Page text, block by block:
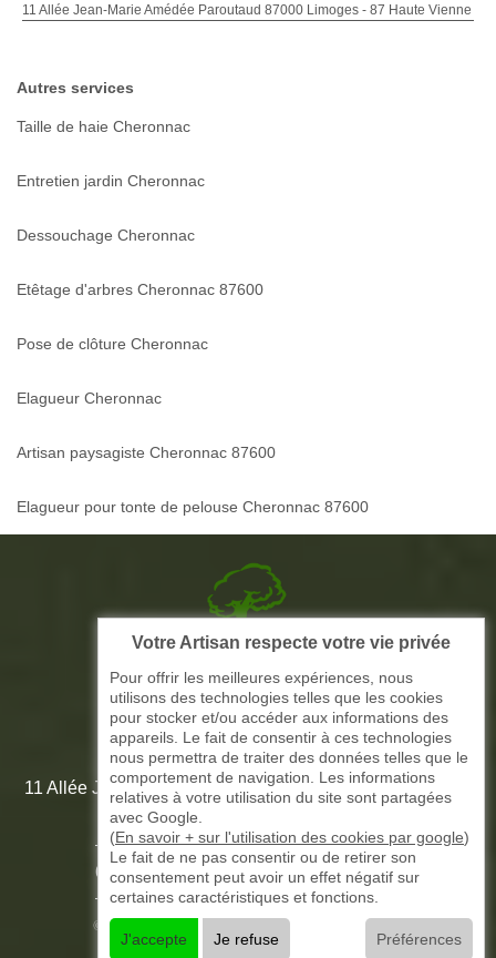
11 Allée Jean-Marie Amédée Paroutaud 87000 Limoges - 87 Haute Vienne
Autres services
Taille de haie Cheronnac
Entretien jardin Cheronnac
Dessouchage Cheronnac
Etêtage d'arbres Cheronnac 87600
Pose de clôture Cheronnac
Elagueur Cheronnac
Artisan paysagiste Cheronnac 87600
Elagueur pour tonte de pelouse Cheronnac 87600
Picque elagage 87
ARTISAN ELAGAGE ET PAYSAGISTE
11 Allée Jean-Marie Amédée Paroutaud 87000 Limoges -
87 Haute Vienne
05 33 06 15 58 - 07 51 61 73 31
©2016 - 2026 TOUT DROIT RÉSERVÉ -
MENTIONS LÉGALES
Votre Artisan respecte votre vie privée
Pour offrir les meilleures expériences, nous
utilisons des technologies telles que les cookies
pour stocker et/ou accéder aux informations des
appareils. Le fait de consentir à ces technologies
nous permettra de traiter des données telles que le
comportement de navigation. Les informations
relatives à votre utilisation du site sont partagées
avec Google.
(En savoir + sur l'utilisation des cookies par google)
Le fait de ne pas consentir ou de retirer son
consentement peut avoir un effet négatif sur
certaines caractéristiques et fonctions.
J'accepte Je refuse Préférences